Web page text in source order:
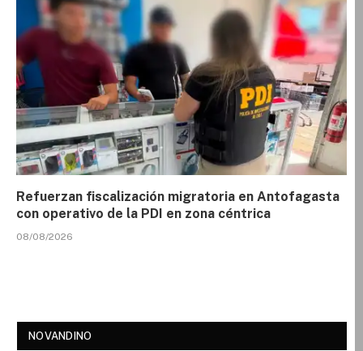
Refuerzan fiscalización migratoria en Antofagasta
con operativo de la PDI en zona céntrica
08/08/2026
NOVANDINO